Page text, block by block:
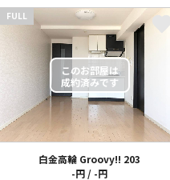
FULL
白金高輪 Groovy!! 203
-円 / -円